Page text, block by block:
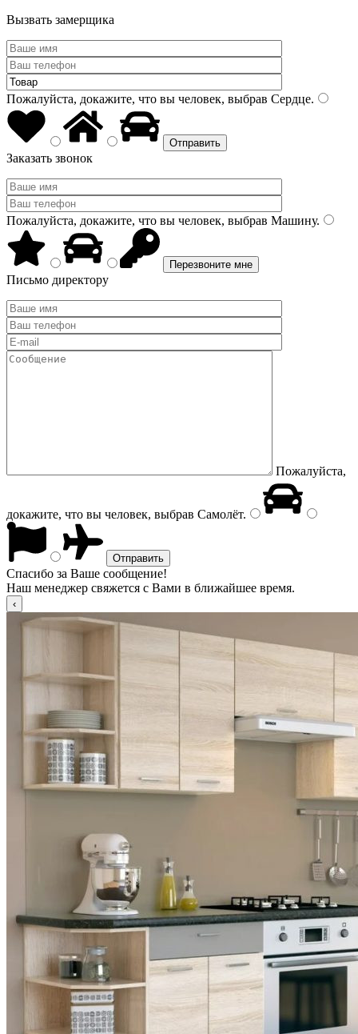
Вызвать замерщика
Пожалуйста, докажите, что вы человек, выбрав Сердце.
Заказать звонок
Пожалуйста, докажите, что вы человек, выбрав Машину.
Письмо директору
Пожалуйста,
докажите, что вы человек, выбрав Самолёт.
Спасибо за Ваше сообщение!
Наш менеджер свяжется с Вами в ближайшее время.